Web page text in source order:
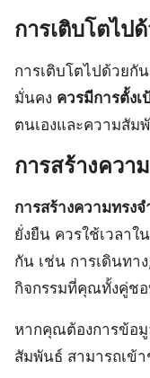
การเติบโตไป
การเติบโตไปด้วยกั
มั่นคง ควรมีการตั้ง
ตนเองและความสัม
การสร้างควา
การสร้างความทรง
ยั่งยืน ควรใช้เวลา
กัน เช่น การเดินทา
กิจกรรมที่คุณทั้งคู่ช
หากคุณต้องการข้อมู
สัมพันธ์ สามารถเข้